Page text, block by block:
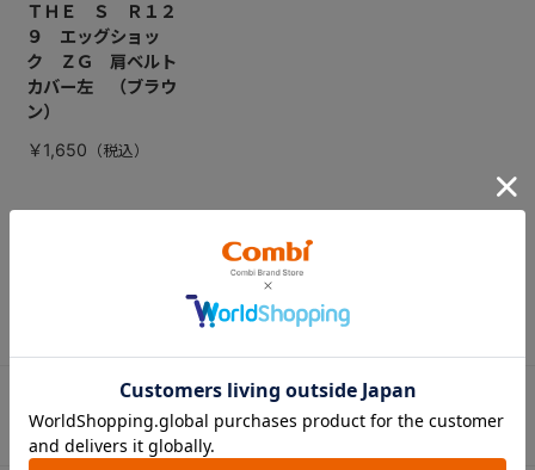
ＴＨＥ Ｓ Ｒ１２
９ エッグショッ
ク ＺＧ 肩ベルト
カバー左 （ブラウ
ン）
￥1,650
CATEGORY
カテゴリー
ベビーカー チャイルドシート